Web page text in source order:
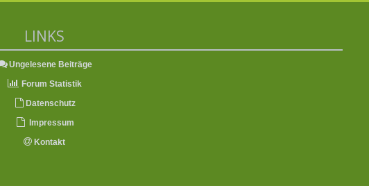
LINKS
Ungelesene Beiträge
Forum Statistik
Datenschutz
Impressum
Kontakt